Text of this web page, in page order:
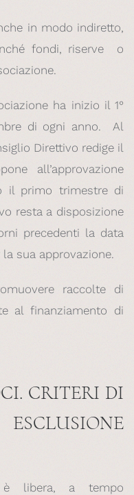
in modo indiretto,
fondi, riserve o
ha inizio il 1°
di ogni anno. Al
Direttivo redige il
all’approvazione
il primo trimestre di
resta a disposizione
precedenti la data
sua approvazione.
raccolte di
al finanziamento di
CRITERI DI
è libera, a tempo